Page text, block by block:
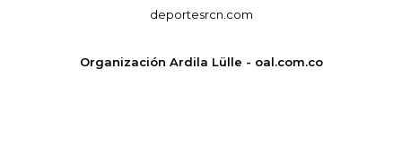
deportesrcn.com
Organización Ardila Lülle - oal.com.co